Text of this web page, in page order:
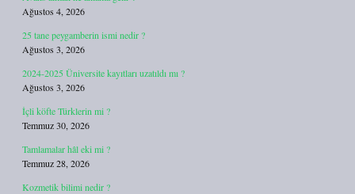
Ağustos 4, 2026
25 tane peygamberin ismi nedir ?
Ağustos 3, 2026
2024-2025 Üniversite kayıtları uzatıldı mı ?
Ağustos 3, 2026
İçli köfte Türklerin mi ?
Temmuz 30, 2026
Tamlamalar hâl eki mi ?
Temmuz 28, 2026
Kozmetik bilimi nedir ?